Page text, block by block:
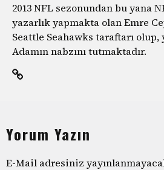
2013 NFL sezonundan bu yana
yazarlık yapmakta olan Emre
Seattle Seahawks taraftarı olup,
Adamın nabzını tutmaktadır.
Yorum Yazın
E-Mail adresiniz